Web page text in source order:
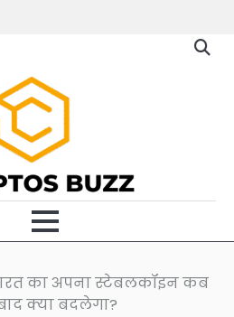
का अपना स्टेबलकॉइन कब
क्या बदलेगा?